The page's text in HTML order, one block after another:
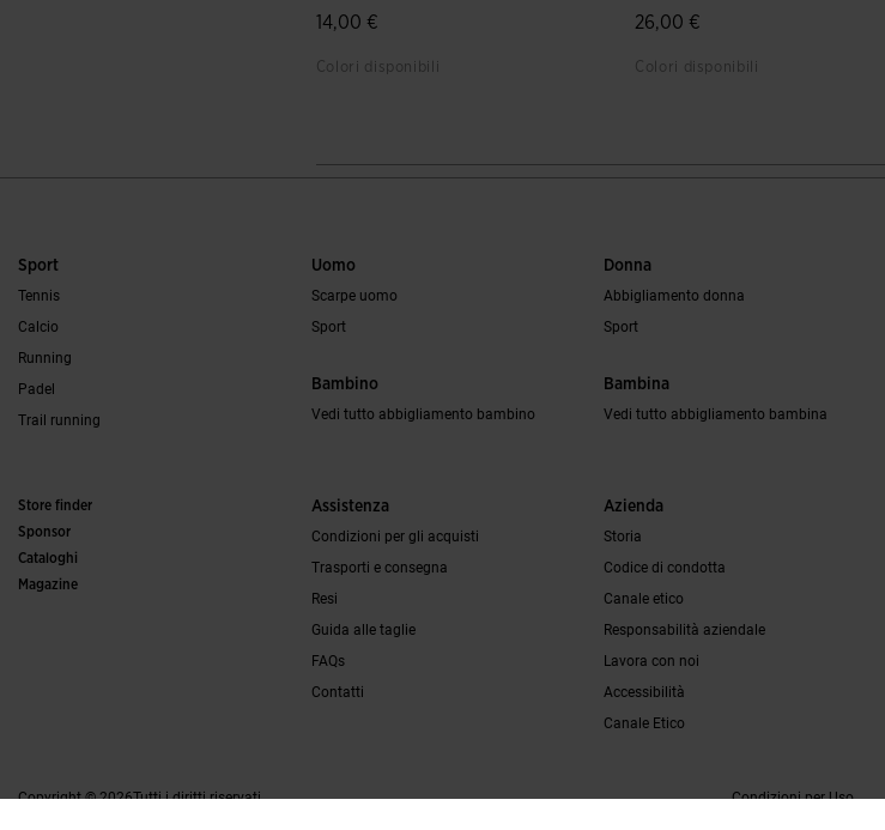
14,00 €
Colori disponibili
4,7 su 5 valutazione dei clienti
26,00 €
Colori disponibili
3,8 su 5 valutazione dei clienti
Sport
Tennis
Calcio
Running
Padel
Trail running
Uomo
Scarpe uomo
Sport
Bambino
Vedi tutto abbigliamento bambino
Donna
Abbigliamento donna
Sport
Bambina
Vedi tutto abbigliamento bambina
Store finder
Sponsor
Cataloghi
Magazine
Assistenza
Condizioni per gli acquisti
Trasporti e consegna
Resi
Guida alle taglie
FAQs
Contatti
Azienda
Storia
Codice di condotta
Canale etico
Responsabilità aziendale
Lavora con noi
Accessibilità
Canale Etico
Copyright © 2026Tutti i diritti riservati Condizioni per Uso